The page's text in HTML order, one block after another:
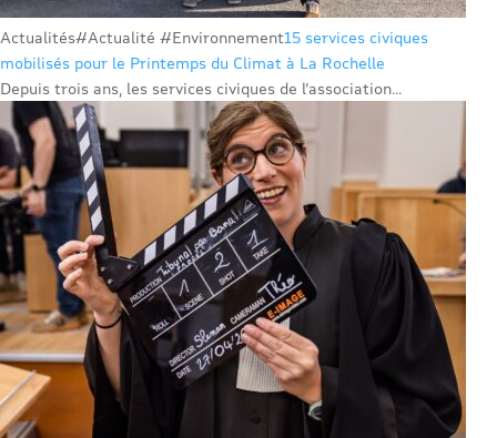
Actualités#Actualité #Environnement15 services civiques
mobilisés pour le Printemps du Climat à La Rochelle
Depuis trois ans, les services civiques de l’association...